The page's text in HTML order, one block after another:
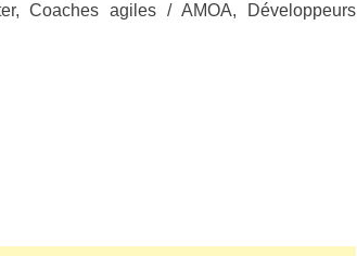
Coaches agiles / AMOA, Développeurs